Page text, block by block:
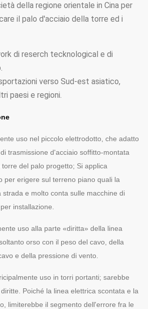
della regione orientale in Cina per
il palo d'acciaio della torre ed i
di reserch tecknological e di
verso Sud-est asiatico,
paesi e regioni.
uso nel piccolo elettrodotto, che adatto
trasmissione d'acciaio soffitto-montata
del palo progetto; Si applica
per erigere sul terreno piano quali la
strada e molto conta sulle macchine di
installazione.
uso alla parte «diritta» della linea
orso con il peso del cavo, della
e della pressione di vento.
uso in torri portanti; sarebbe
Poiché la linea elettrica scontata e la
limiterebbe il segmento dell'errore fra le